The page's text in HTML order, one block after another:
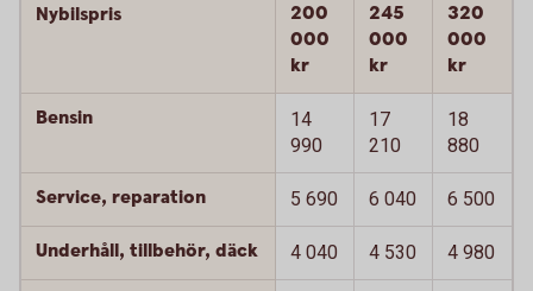
Nybilspris
200
000
kr
245
000
kr
320
000
kr
Bensin
14
990
17
210
18
880
Service, reparation 5 690 6 040 6 500
Underhåll, tillbehör, däck 4 040 4 530 4 980